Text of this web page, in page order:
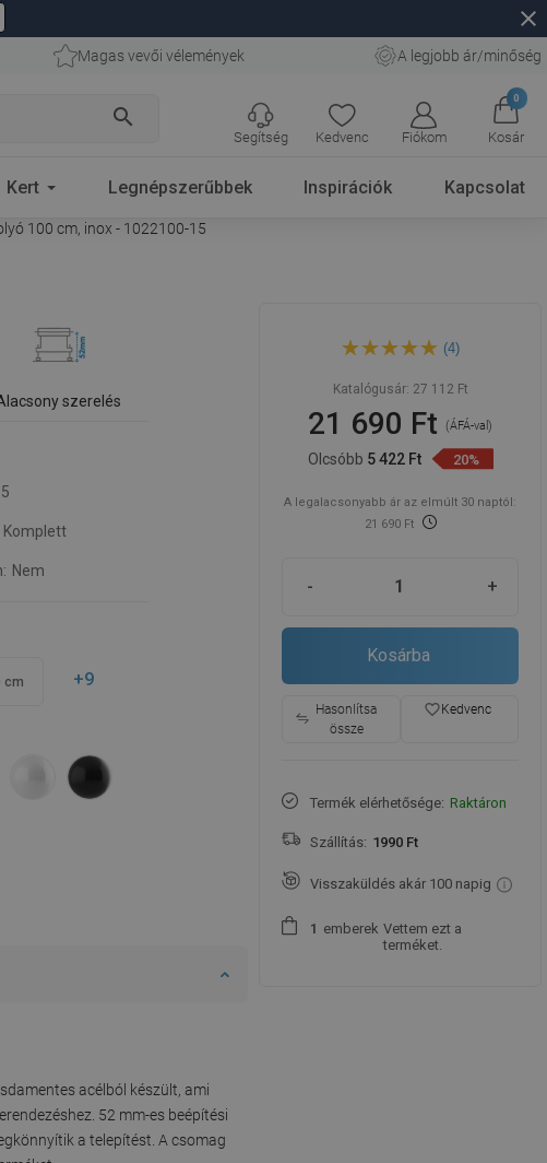
close
Magas vevői vélemények A legjobb ár/minőség
search
Kedvenc Fiókom
0
Kosár
Segítség
Kert Legnépszerűbbek Inspirációk Kapcsolat
100 cm, inox - 1022100-15
szerelés
Komplett
Nem
cm +9
acélból készült, ami
52 mm-es beépítési
a telepítést. A csomag
lefolyó 100 cm, inox -
(4)
Katalógusár: 27 112 Ft
21 690 Ft(ÁFÁ-val)
Olcsóbb 5 422 Ft 20%
A legalacsonyabb ár az elmúlt 30 naptól:
21 690 Ft
- +
Kosárba
Hasonlítsa
össze
favorite_borderKedvenc
Termék elérhetősége: Raktáron
Szállítás: 1990 Ft
Visszaküldés akár 100 napig
1 emberek Vettem ezt a
terméket.